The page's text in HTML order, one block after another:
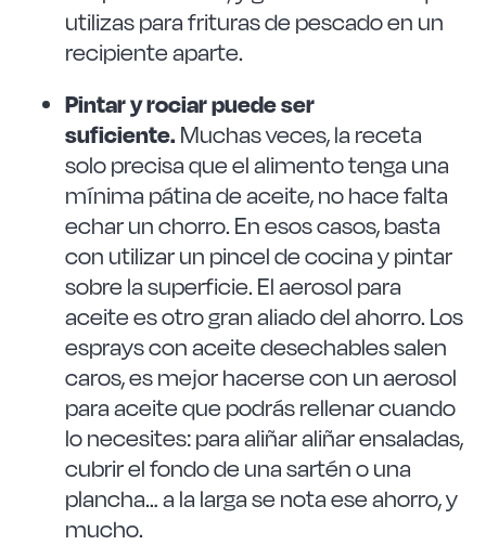
utilizas para frituras de pescado en un
recipiente aparte.
Pintar y rociar puede ser
suficiente. Muchas veces, la receta
solo precisa que el alimento tenga una
mínima pátina de aceite, no hace falta
echar un chorro. En esos casos, basta
con utilizar un pincel de cocina y pintar
sobre la superficie. El aerosol para
aceite es otro gran aliado del ahorro. Los
esprays con aceite desechables salen
caros, es mejor hacerse con un aerosol
para aceite que podrás rellenar cuando
lo necesites: para aliñar aliñar ensaladas,
cubrir el fondo de una sartén o una
plancha… a la larga se nota ese ahorro, y
mucho.